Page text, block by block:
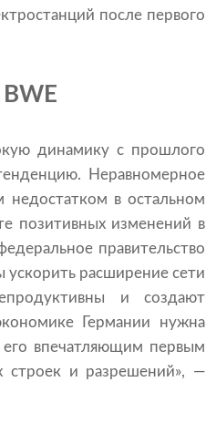
после первого
динамику с прошлого
Неравномерное
недостатком в остальном
позитивных изменений в
правительство
расширение сети
и создают
Германии нужна
его впечатляющим первым
строек и разрешений», —